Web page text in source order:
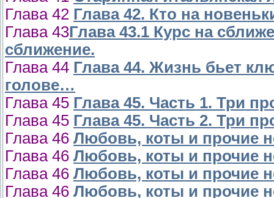
Глава 42 Глава 42. Кто на
Глава 43Глава 43.1 Курс на
сближение.
Глава 44 Глава 44. Жизнь бьет
голове…
Глава 45 Глава 45. Часть 1. Три
Глава 45 Глава 45. Часть 2. Три
Глава 46 Любовь, коты и прочие
Глава 46 Любовь, коты и прочие
Глава 46 Любовь, коты и прочие
Глава 46 Любовь, коты и прочие